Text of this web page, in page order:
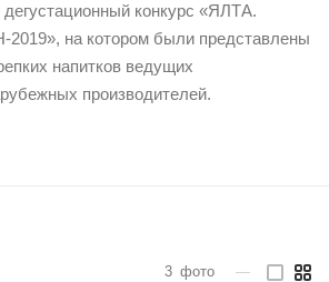
конкурс «ЯЛТА.
на котором были представлены
напитков ведущих
производителей.
3 фото —